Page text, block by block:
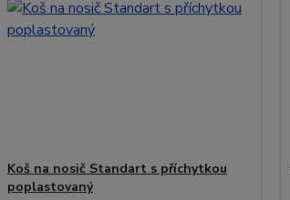
Koš na nosič Standart s příchytkou
poplastovaný